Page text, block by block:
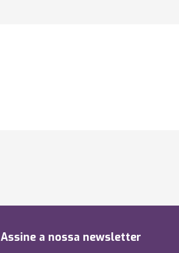
Assine a nossa newsletter